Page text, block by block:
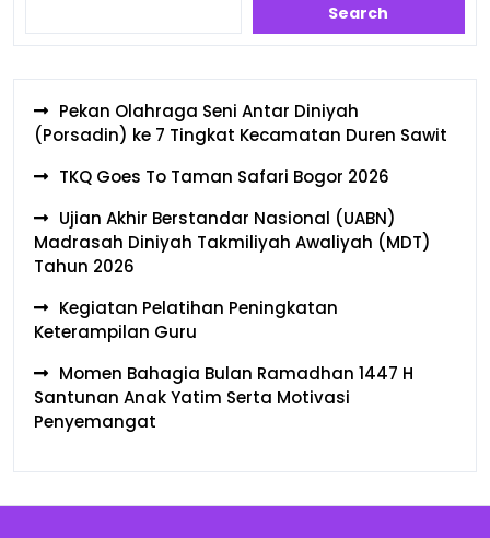
Search
Pekan Olahraga Seni Antar Diniyah
(Porsadin) ke 7 Tingkat Kecamatan Duren Sawit
TKQ Goes To Taman Safari Bogor 2026
Ujian Akhir Berstandar Nasional (UABN)
Madrasah Diniyah Takmiliyah Awaliyah (MDT)
Tahun 2026
Kegiatan Pelatihan Peningkatan
Keterampilan Guru
Momen Bahagia Bulan Ramadhan 1447 H
Santunan Anak Yatim Serta Motivasi
Penyemangat